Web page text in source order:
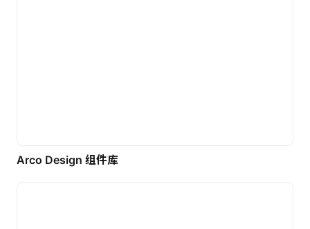
Arco Design 组件库